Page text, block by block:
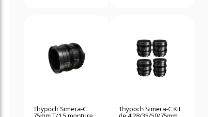
Thypoch Simera-C Thypoch Simera-C Kit